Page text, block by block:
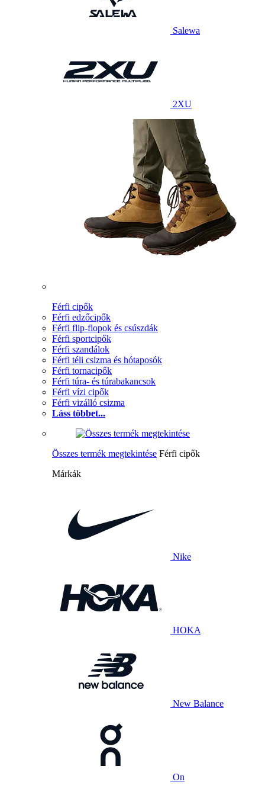
Salewa
2XU
Férfi cipők
Férfi edzőcipők
Férfi flip-flopok és csúszdák
Férfi sportcipők
Férfi szandálok
Férfi téli csizma és hótaposók
Férfi tornacipők
Férfi túra- és túrabakancsok
Férfi vízi cipők
Férfi vizálló csizma
Láss többet...
Összes termék megtekintése Férfi cipők
Márkák
Nike
HOKA
New Balance
On